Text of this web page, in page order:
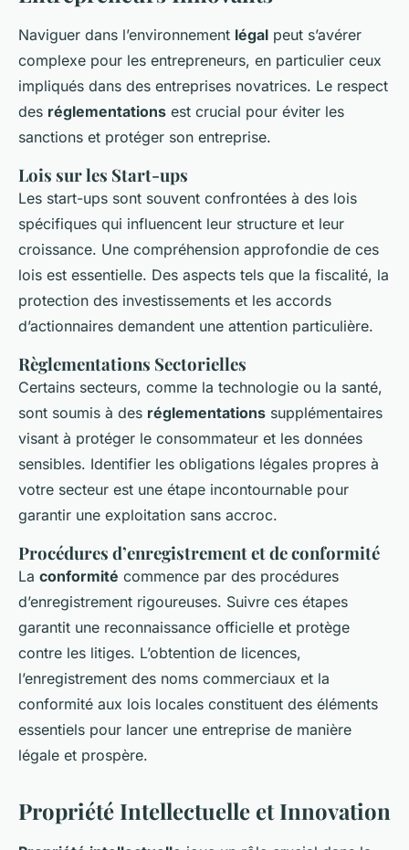
Naviguer dans l’environnement légal peut s’avérer
complexe pour les entrepreneurs, en particulier ceux
impliqués dans des entreprises novatrices. Le respect
des réglementations est crucial pour éviter les
sanctions et protéger son entreprise.
Lois sur les Start-ups
Les start-ups sont souvent confrontées à des lois
spécifiques qui influencent leur structure et leur
croissance. Une compréhension approfondie de ces
lois est essentielle. Des aspects tels que la fiscalité, la
protection des investissements et les accords
d’actionnaires demandent une attention particulière.
Règlementations Sectorielles
Certains secteurs, comme la technologie ou la santé,
sont soumis à des réglementations supplémentaires
visant à protéger le consommateur et les données
sensibles. Identifier les obligations légales propres à
votre secteur est une étape incontournable pour
garantir une exploitation sans accroc.
Procédures d’enregistrement et de conformité
La conformité commence par des procédures
d’enregistrement rigoureuses. Suivre ces étapes
garantit une reconnaissance officielle et protège
contre les litiges. L’obtention de licences,
l’enregistrement des noms commerciaux et la
conformité aux lois locales constituent des éléments
essentiels pour lancer une entreprise de manière
légale et prospère.
Propriété Intellectuelle et Innovation